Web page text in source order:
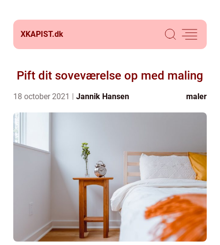
XKAPIST.dk
Pift dit soveværelse op med maling
18 october 2021 Jannik Hansen maler